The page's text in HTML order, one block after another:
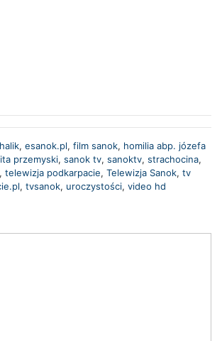
, esanok.pl, film sanok, homilia abp. józefa
przemyski, sanok tv, sanoktv, strachocina,
, telewizja podkarpacie, Telewizja Sanok, tv
, tvsanok, uroczystości, video hd